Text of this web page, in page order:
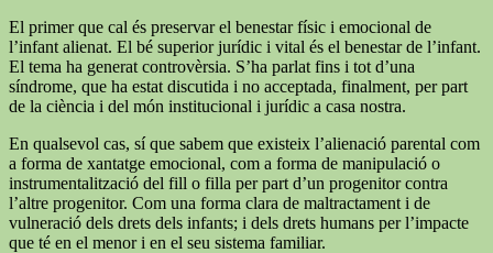
El primer que cal és preservar el benestar físic i emocional de
l’infant alienat. El bé superior jurídic i vital és el benestar de l’infant.
El tema ha generat controvèrsia. S’ha parlat fins i tot d’una
síndrome, que ha estat discutida i no acceptada, finalment, per part
de la ciència i del món institucional i jurídic a casa nostra.
En qualsevol cas, sí que sabem que existeix l’alienació parental com
a forma de xantatge emocional, com a forma de manipulació o
instrumentalització del fill o filla per part d’un progenitor contra
l’altre progenitor. Com una forma clara de maltractament i de
vulneració dels drets dels infants; i dels drets humans per l’impacte
que té en el menor i en el seu sistema familiar.